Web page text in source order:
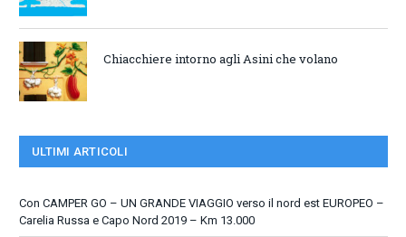
Chiacchiere intorno agli Asini che volano
ULTIMI ARTICOLI
Con CAMPER GO – UN GRANDE VIAGGIO verso il nord est EUROPEO –
Carelia Russa e Capo Nord 2019 – Km 13.000